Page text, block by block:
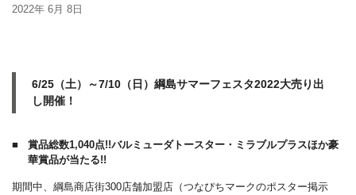
2022年 6月 8日
6/25（土）～7/10（日）綱島サマーフェスタ2022大売り出
し開催！
賞品総数1,040点!!バルミューダトースター・ミラブルプラスほか豪
華賞品が当たる!!
期間中、綱島商店街300店舗加盟店（つなぴちマークのポスター掲示